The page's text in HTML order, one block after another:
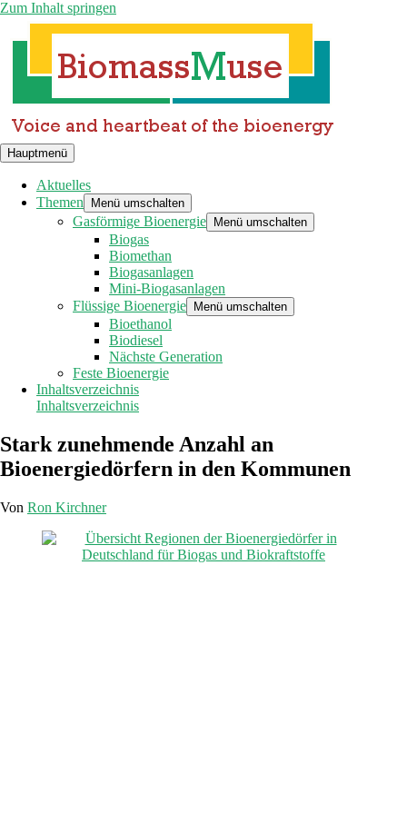
Zum Inhalt springen
Hauptmenü
Aktuelles
Themen
Menü umschalten
Gasförmige Bioenergie Menü umschalten
Biogas
Biomethan
Biogasanlagen
Mini-Biogasanlagen
Flüssige Bioenergie
Menü umschalten
Bioethanol
Biodiesel
Nächste Generation
Feste Bioenergie
Inhaltsverzeichnis
Inhaltsverzeichnis
Stark zunehmende Anzahl an
Bioenergiedörfern in den Kommunen
Von Ron Kirchner